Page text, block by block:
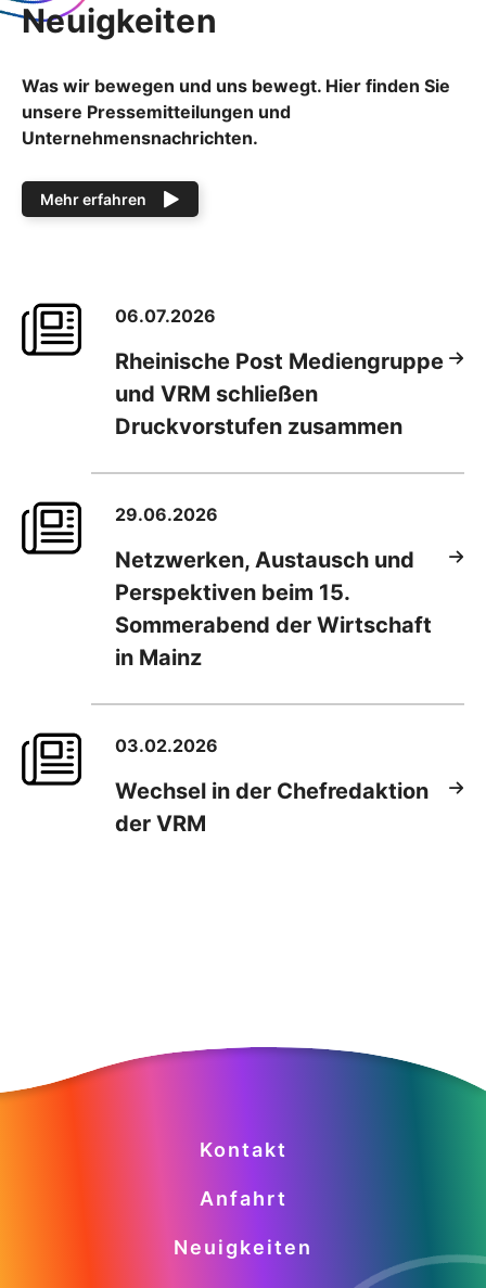
Neuigkeiten
Was wir bewegen und uns bewegt. Hier finden Sie
unsere Pressemitteilungen und
Unternehmensnachrichten.
Mehr erfahren
06.07.2026
Rheinische Post Mediengruppe
und VRM schließen
Druckvorstufen zusammen
29.06.2026
Netzwerken, Austausch und
Perspektiven beim 15.
Sommerabend der Wirtschaft
in Mainz
03.02.2026
Wechsel in der Chefredaktion
der VRM
Kontakt
Anfahrt
Neuigkeiten